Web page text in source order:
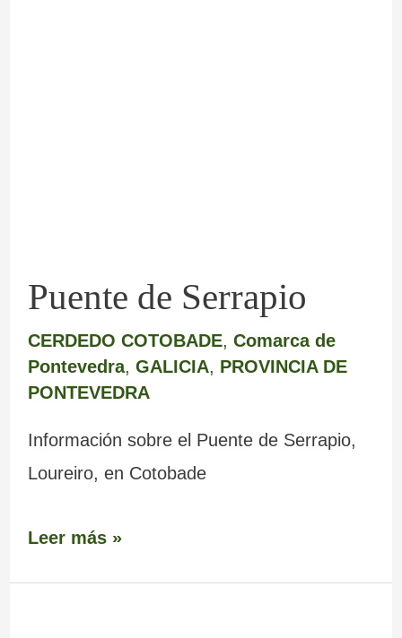
Puente de Serrapio
CERDEDO COTOBADE, Comarca de
Pontevedra, GALICIA, PROVINCIA DE
PONTEVEDRA
Información sobre el Puente de Serrapio,
Loureiro, en Cotobade
Leer más »